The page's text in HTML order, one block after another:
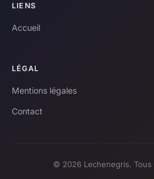
LIENS
Accueil
LÉGAL
Mentions légales
Contact
© 2026 Lechenegris.